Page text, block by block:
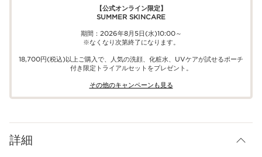
【公式オンライン限定】​​
SUMMER SKINCARE
期間：2026年8月5日(水)10:00～
※なくなり次第終了になります。
18,700円(税込)以上ご購入で、​人気の洗顔、化粧水、UVケアが試せる​ポーチ
付き限定トライアルセットをプレゼント。​
その他のキャンペーンも見る​
詳細